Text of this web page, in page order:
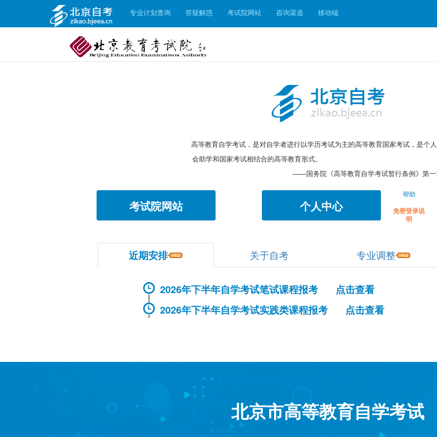
专业计划查询 答疑解惑 考试院网站 咨询渠道 移动端
高等教育自学考试，是对自学者进行以学历考试为主的高等教育国家考试，是个
会助学和国家考试相结合的高等教育形式。
——国务院《高等教育自学考试暂行条例》第
考试院网站 个人中心
帮助
免密登录说
明
近期安排 关于自考 专业调整
2026年下半年自学考试笔试课程报考 点击查看
2026年下半年自学考试实践类课程报考 点击查看
北京市高等教育自学考试